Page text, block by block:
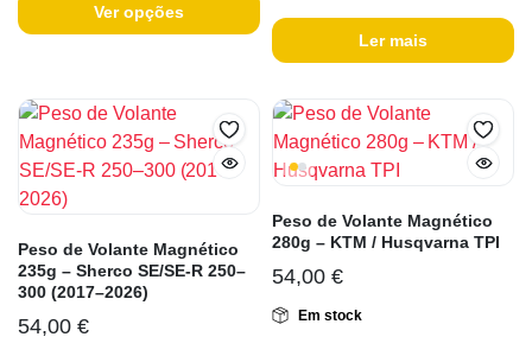
Ver opções
Ler mais
Peso de Volante Magnético
235g – Sherco SE/SE-R 250–
300 (2017–2026)
54,00 €
Peso de Volante Magnético
280g – KTM / Husqvarna TPI
54,00 €
Em stock